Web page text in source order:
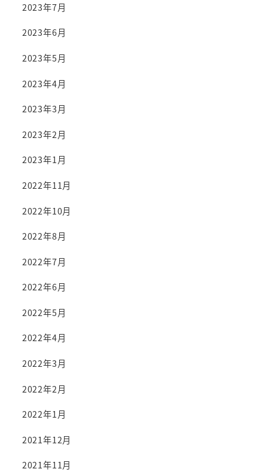
2023年7月
2023年6月
2023年5月
2023年4月
2023年3月
2023年2月
2023年1月
2022年11月
2022年10月
2022年8月
2022年7月
2022年6月
2022年5月
2022年4月
2022年3月
2022年2月
2022年1月
2021年12月
2021年11月